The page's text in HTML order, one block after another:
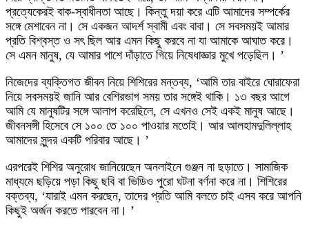
প্রত্যেকেরই বাক-স্বাধীনতা আছে। কিন্তু দয়া করে এটি আমাদের সম্পর্কের
সঙ্গে মেশাবেন না। সে একজন আদর্শ স্বামী এবং বাবা। সে সবসময়ই আমার
প্রতি বিশ্বস্ত ও সৎ ছিল আর এমন কিছু করবে না যা আমাকে আঘাত করে।
সে এমন মানুষ, যে আমার পাশে দাঁড়াতে গিয়ে নিষেধাজ্ঞার মুখে পড়েছিল। ’
নিজেদের ব্যক্তিগত জীবন নিয়ে শিশিরের মন্তব্য, ‘আমি তার বাইরে ঘোরাফেরা
নিয়ে সবসময়ই জানি আর বেশিরভাগ সময় তার সঙ্গেই থাকি। ১৩ বছর আগে
আমি যে মানুষটির সঙ্গে আলাপ করেছিলে, সে এখনও সেই একই মানুষ আছে।
জীবনসঙ্গী হিসেবে সে ১০০ তে ১০০ পাওয়ার মতোই। আর আলহামদুলিল্লাহ
আমাদের সুন্দর একটি পরিবার আছে। ’
এরপরেই শিশির অনুরোধ জানিয়েছেন অনলাইনে গুঞ্জন না ছড়াতে। সামাজিক
মাধ্যমে ছড়িয়ে পড়া কিছু ছবি বা ভিডিও পুরো ঘটনা বর্ণনা করে না। শিশিরের
বক্তব্য, ‘যারাই এমন করছেন, তাদের প্রতি আমি বলতে চাই এসব করে আপনি
কিছুই অর্জন করতে পারবেন না। ’